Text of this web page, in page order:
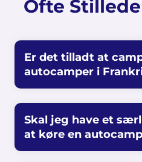
Ofte
Er det tilladt at
autocamper i
Skal jeg have et
at køre en